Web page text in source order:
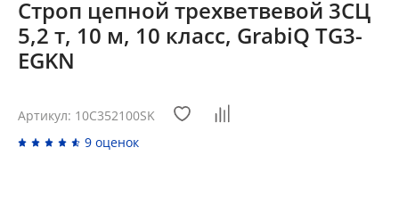
Строп цепной трехветвевой 3СЦ
5,2 т, 10 м, 10 класс, GrabiQ TG3-
EGKN
Артикул: 10C352100SK
9 оценок